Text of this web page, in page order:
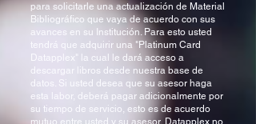
para solicitarle una actualización de Material
Bibliográfico que vaya de acuerdo con sus
avances en su Institución. Para esto usted
tendrá que adquirir una "Platinum Card
Datapplex" la cual le dará acceso a
descargar libros desde nuestra base de
datos. Si usted desea que su asesor haga
esta labor, deberá pagar adicionalmente por
su tiempo de servicio, esto es de acuerdo
mutuo entre usted y su asesor, Datapplex no